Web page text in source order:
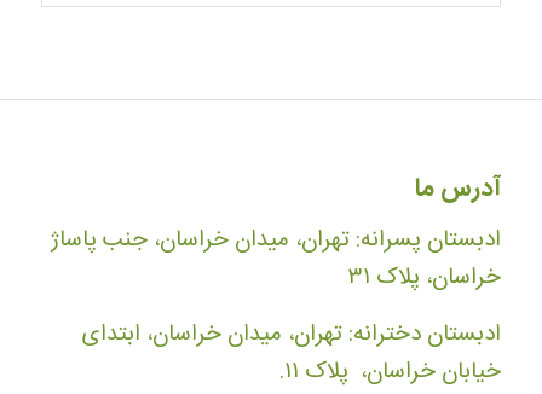
آدرس ما
ادبستان پسرانه: تهران، میدان خراسان، جنب پاساژ
خراسان، پلاک ۳۱
ادبستان دخترانه: تهران، میدان خراسان، ابتدای
خیابان خراسان، پلاک ۱۱.